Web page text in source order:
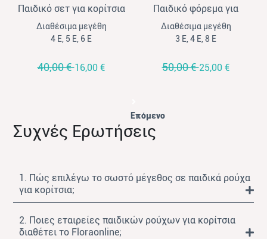
Παιδικό σετ για κορίτσια
Trax μαύρο-καρό
Διαθέσιμα μεγέθη
4 Ε, 5 Ε, 6 Ε
40,00 €16,00 €
Παιδικό φόρεμα για
κορίτσια Mayoral γαλάζιο
φλοράλ
Διαθέσιμα μεγέθη
3 Ε, 4 Ε, 8 Ε
50,00 €25,00 €
Επόμενο
Συχνές Ερωτήσεις
1. Πώς επιλέγω το σωστό μέγεθος σε παιδικά ρούχα
για κορίτσια;
2. Ποιες εταιρείες παιδικών ρούχων για κορίτσια
διαθέτει το Floraonline;